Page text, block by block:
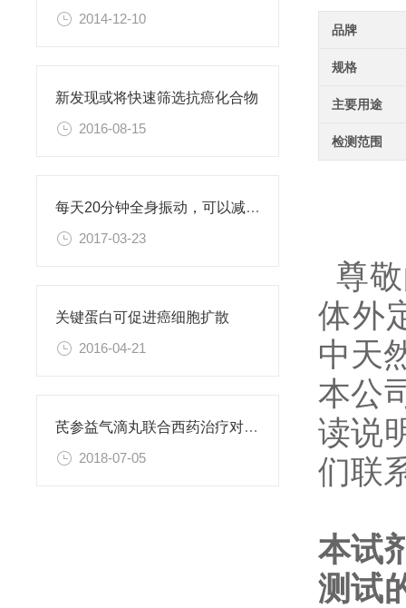
2014-12-10
新发现或将快速筛选抗癌化合物
2016-08-15
每天20分钟全身振动，可以减肥、对抗糖尿病
2017-03-23
关键蛋白可促进癌细胞扩散
2016-04-21
芪参益气滴丸联合西药治疗对稳定型心绞痛患者血清抵抗素水平的影响
2018-07-05
品牌
规格
主要用途
检测范围
尊
体外
中天
本公
读说
们联
本试
测试